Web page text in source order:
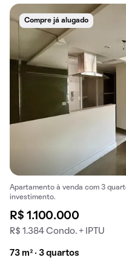
Compre já alugado
Apartamento à venda com 3
investimento.
R$ 1.100.000
R$ 1.384 Condo. + IPTU
73 m² · 3 quartos